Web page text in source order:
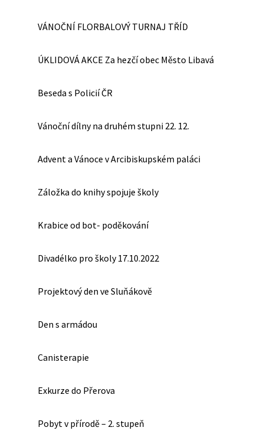
VÁNOČNÍ FLORBALOVÝ TURNAJ TŘÍD
ÚKLIDOVÁ AKCE Za hezčí obec Město Libavá
Beseda s Policií ČR
Vánoční dílny na druhém stupni 22. 12.
Advent a Vánoce v Arcibiskupském paláci
Záložka do knihy spojuje školy
Krabice od bot- poděkování
Divadélko pro školy 17.10.2022
Projektový den ve Sluňákově
Den s armádou
Canisterapie
Exkurze do Přerova
Pobyt v přírodě – 2. stupeň